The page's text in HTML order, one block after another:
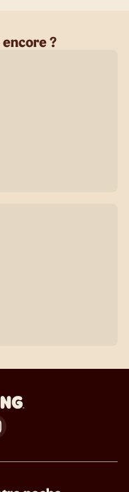
encore ?